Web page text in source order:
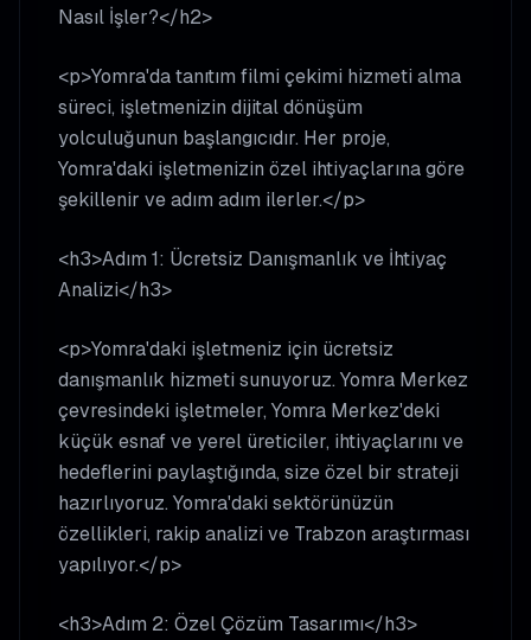
Nasıl İşler?</h2>
<p>Yomra'da tanıtım filmi çekimi hizmeti alma
süreci, işletmenizin dijital dönüşüm
yolculuğunun başlangıcıdır. Her proje,
Yomra'daki işletmenizin özel ihtiyaçlarına göre
şekillenir ve adım adım ilerler.</p>
<h3>Adım 1: Ücretsiz Danışmanlık ve İhtiyaç
Analizi</h3>
<p>Yomra'daki işletmeniz için ücretsiz
danışmanlık hizmeti sunuyoruz. Yomra Merkez
çevresindeki işletmeler, Yomra Merkez'deki
küçük esnaf ve yerel üreticiler, ihtiyaçlarını ve
hedeflerini paylaştığında, size özel bir strateji
hazırlıyoruz. Yomra'daki sektörünüzün
özellikleri, rakip analizi ve Trabzon araştırması
yapılıyor.</p>
<h3>Adım 2: Özel Çözüm Tasarımı</h3>